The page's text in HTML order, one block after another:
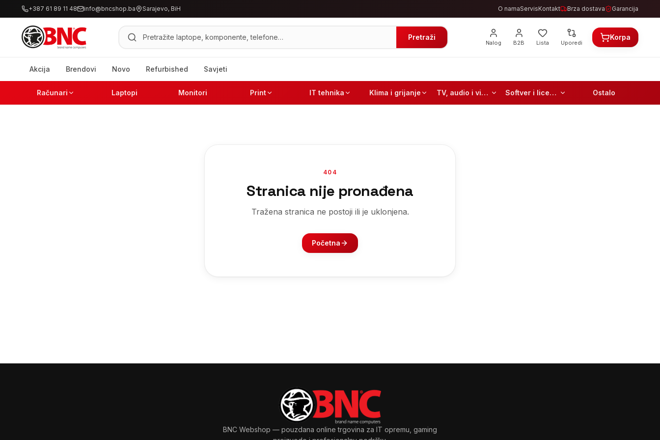
+387 61 89 11 48 info@bncshop.ba Sarajevo, BiH O namaServisKontakt Brza dostava Garancija
Pretraži proizvode
Pretraži
Nalog B2B Lista Uporedi
Korpa
Akcija Brendovi Novo Refurbished Savjeti
Računari Laptopi Monitori Print IT tehnika Klima i grijanje TV, audio i video Softver i licence Ostalo
404
Stranica nije pronađena
Tražena stranica ne postoji ili je uklonjena.
Početna
BNC Webshop — pouzdana online trgovina za IT opremu, gaming